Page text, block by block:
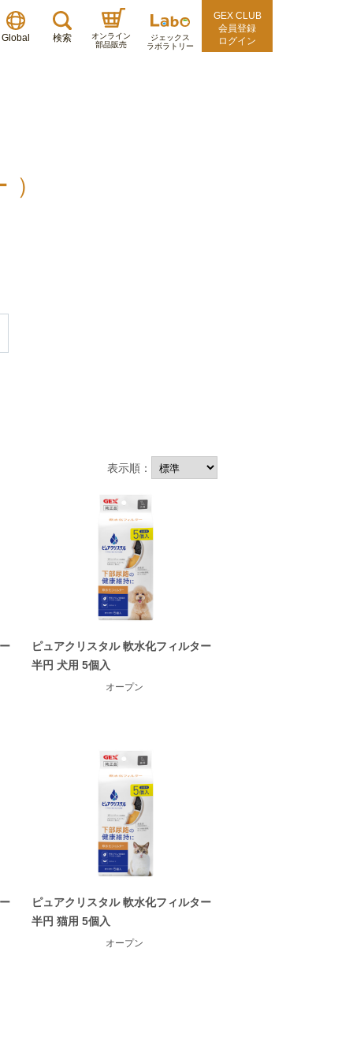
Global 検索
オンライン
部品販売
ジェックス
ラボラトリー
GEX CLUB
会員登録
ログイン
表示順：
ピュアクリスタル 軟水化フィルター
半円 犬用 5個入
オープン
ピュアクリスタル 軟水化フィルター
半円 猫用 5個入
オープン